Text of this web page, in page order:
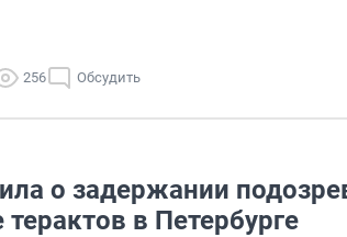
256 Обсудить
о задержании
терактов в Петербурге